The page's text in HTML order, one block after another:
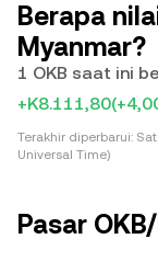
Berapa
Myanmar?
1 OKB saat ini
+K8.111,80
Terakhir diperbarui:
Universal Time)
Pasar